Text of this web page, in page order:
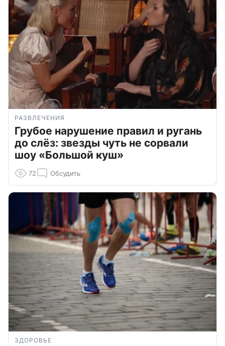
РАЗВЛЕЧЕНИЯ
Грубое нарушение правил и ругань
до слёз: звезды чуть не сорвали
шоу «Большой куш»
72 Обсудить
ЗДОРОВЬЕ